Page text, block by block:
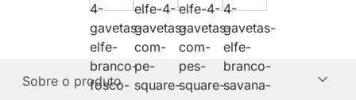
Sobre o produto